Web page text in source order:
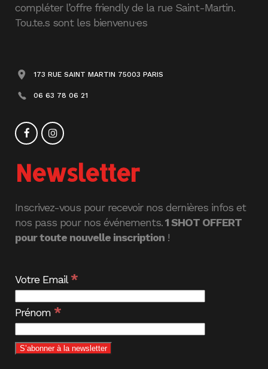
compléter l’offre friendly de la rue Saint-Martin.
Tou.te.s sont les bienvenu·es
173 RUE SAINT MARTIN 75003 PARIS
06 63 78 06 21
Newsletter
Inscrivez-vous pour recevoir nos dernières infos et
nos pass pour nos événements.1 SHOT OFFERT
pour toute nouvelle inscription !
Votre Email*
Prénom *